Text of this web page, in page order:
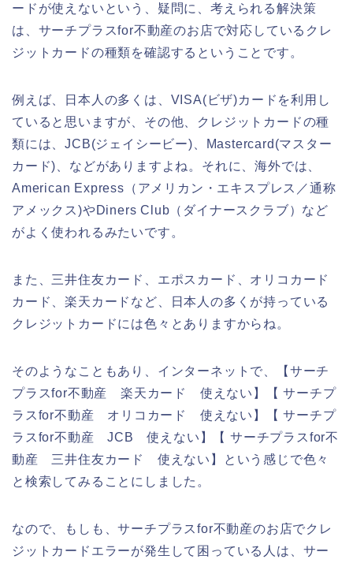
ードが使えないという、疑問に、考えられる解決策
は、サーチプラスfor不動産のお店で対応しているクレ
ジットカードの種類を確認するということです。
例えば、日本人の多くは、VISA(ビザ)カードを利用し
ていると思いますが、その他、クレジットカードの種
類には、JCB(ジェイシービー)、Mastercard(マスター
カード)、などがありますよね。それに、海外では、
American Express（アメリカン・エキスプレス／通称
アメックス)やDiners Club（ダイナースクラブ）など
がよく使われるみたいです。
また、三井住友カード、エポスカード、オリコカード
カード、楽天カードなど、日本人の多くが持っている
クレジットカードには色々とありますからね。
そのようなこともあり、インターネットで、【サーチ
プラスfor不動産 楽天カード 使えない】【 サーチプ
ラスfor不動産 オリコカード 使えない】【 サーチプ
ラスfor不動産 JCB 使えない】【 サーチプラスfor不
動産 三井住友カード 使えない】という感じで色々
と検索してみることにしました。
なので、もしも、サーチプラスfor不動産のお店でクレ
ジットカードエラーが発生して困っている人は、サー